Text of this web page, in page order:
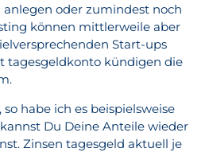
oder zumindest noch
können mittlerweile aber
Start-ups
tagesgeldkonto kündigen die
habe ich es beispielsweise
Du Deine Anteile wieder
Zinsen tagesgeld aktuell je